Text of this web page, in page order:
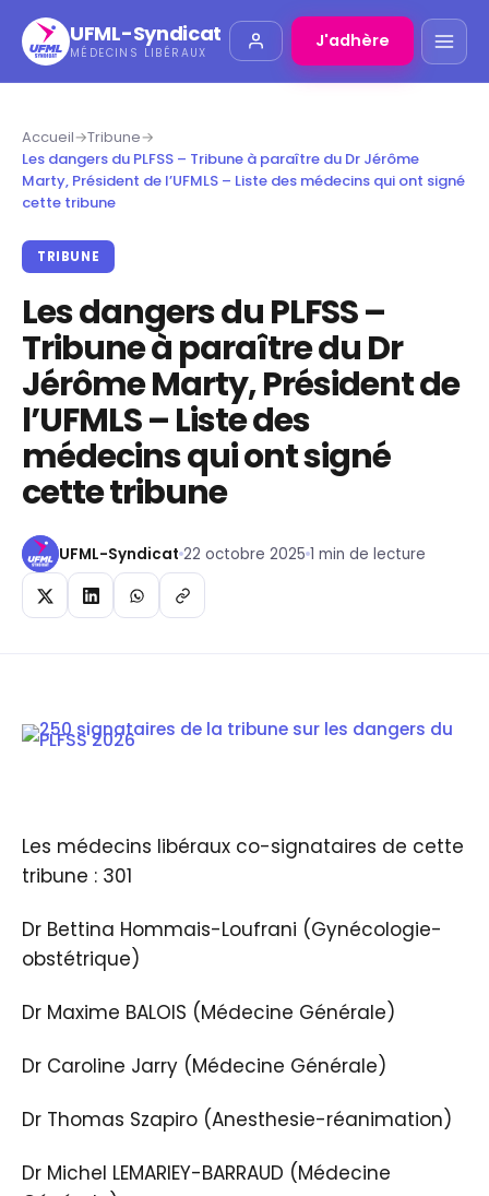
UFML-Syndicat
MÉDECINS LIBÉRAUX
J'adhère
Accueil→Tribune→
Les dangers du PLFSS – Tribune à paraître du Dr Jérôme
Marty, Président de l’UFMLS – Liste des médecins qui ont signé
cette tribune
TRIBUNE
Les dangers du PLFSS –
Tribune à paraître du Dr
Jérôme Marty, Président de
l’UFMLS – Liste des
médecins qui ont signé
cette tribune
UFML-Syndicat 22 octobre 2025 1 min de lecture
Les médecins libéraux co-signataires de cette
tribune : 301
Dr Bettina Hommais-Loufrani (Gynécologie-
obstétrique)
Dr Maxime BALOIS (Médecine Générale)
Dr Caroline Jarry (Médecine Générale)
Dr Thomas Szapiro (Anesthesie-réanimation)
Dr Michel LEMARIEY-BARRAUD (Médecine